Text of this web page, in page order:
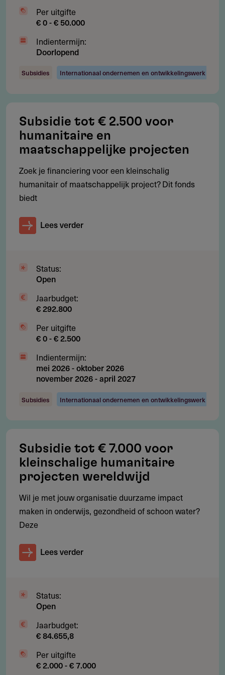
Geen steun aan individuen
Alleen thematische en substantiële projecten
Project moet voor succes grotendeels afhankelijk zijn
van deze financiering
Bedrag per aanvraag
Tussen € 25.000 en € 250.000 per project; meerjarige
toekenning mogelijk.
Jaarbudget is € 1.000.000.
Subsidieadvies
Leg verband met eerder gesteunde initiatieven zoals
Think Equal of City of Joy.
Zorg voor een helder activiteitenplan, impactmeting en
financiële transparantie.
Meerjarige projecten vereisen onderbouwing over
continuïteit en resultaatbeoordeling.
FAQ
Tot € 250.000, afhankelijk van impact en looptijd.
Wie kan een aanvraag indienen?
Non-profits, NGO's, onderwijsinstellingen en sociale
ondernemingen.
Is cofinanciering vereist?
Hoe vaak beoordeelt de Foundation
aanvragen?
Per uitgifte
€ 0 - € 50.000
Indientermijn:
Doorlopend
Subsidies Internationaal ondernemen en ontwikkelingswerk
Subsidie tot € 2.500 voor
humanitaire en
maatschappelijke projecten
Zoek je financiering voor een kleinschalig
humanitair of maatschappelijk project? Dit fonds
biedt
Lees verder
Status:
Open
Jaarbudget:
€ 292.800
Per uitgifte
€ 0 - € 2.500
Indientermijn:
mei 2026-oktober 2026
november 2026-april 2027
Subsidies Internationaal ondernemen en ontwikkelingswerk
Subsidie tot € 7.000 voor
kleinschalige humanitaire
projecten wereldwijd
Wil je met jouw organisatie duurzame impact
maken in onderwijs, gezondheid of schoon water?
Deze
Lees verder
Status:
Open
Jaarbudget:
€ 84.655,8
Per uitgifte
€ 2.000 - € 7.000